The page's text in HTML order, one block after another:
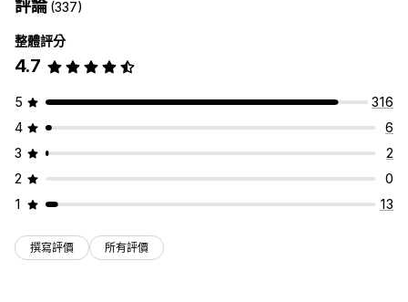
評論(337)
整體評分
4.7
5
316
4
6
3
2
2
0
1
13
撰寫評價 所有評價